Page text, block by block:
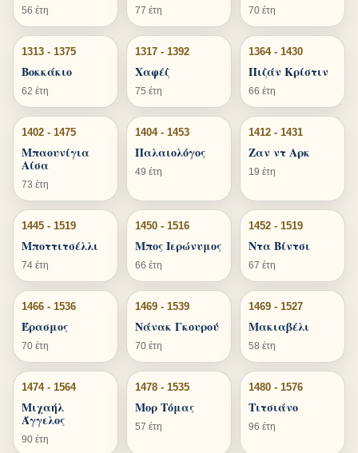
56 έτη 77 έτη 70 έτη
1313 - 1375
Βοκκάκιο
62 έτη
1317 - 1392
Χαφέζ
75 έτη
1364 - 1430
Πιζάν Κρίστιν
66 έτη
1402 - 1475
Μπαουνίγια
Αίσα
73 έτη
1404 - 1453
Παλαιολόγος
49 έτη
1412 - 1431
Ζαν ντ Αρκ
19 έτη
1445 - 1519
Μποττιτσέλλι
74 έτη
1450 - 1516
Μπος Ιερώνυμος
66 έτη
1452 - 1519
Ντα Βίντσι
67 έτη
1466 - 1536
Έρασμος
70 έτη
1469 - 1539
Νάνακ Γκουρού
70 έτη
1469 - 1527
Μακιαβέλι
58 έτη
1474 - 1564
Μιχαήλ
Άγγελος
90 έτη
1478 - 1535
Μορ Τόμας
57 έτη
1480 - 1576
Τιτσιάνο
96 έτη